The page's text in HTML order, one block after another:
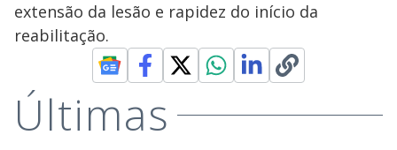
extensão da lesão e rapidez do início da
reabilitação.
Últimas